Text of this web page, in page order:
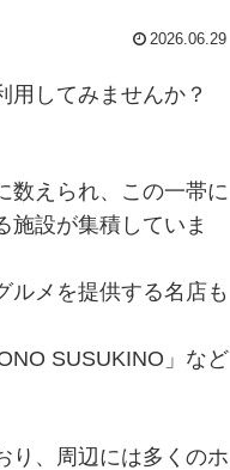
2026.06.29
用してみませんか？
数えられ、この一帯に
施設が集積していま
ルメを提供する名店も
SUSUKINO」など
り、周辺には多くのホ